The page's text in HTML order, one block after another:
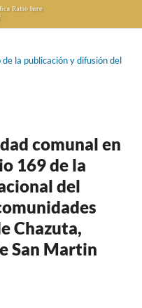
la publicación y difusión del
comunal en
169 de la
del
Chazuta,
San Martin